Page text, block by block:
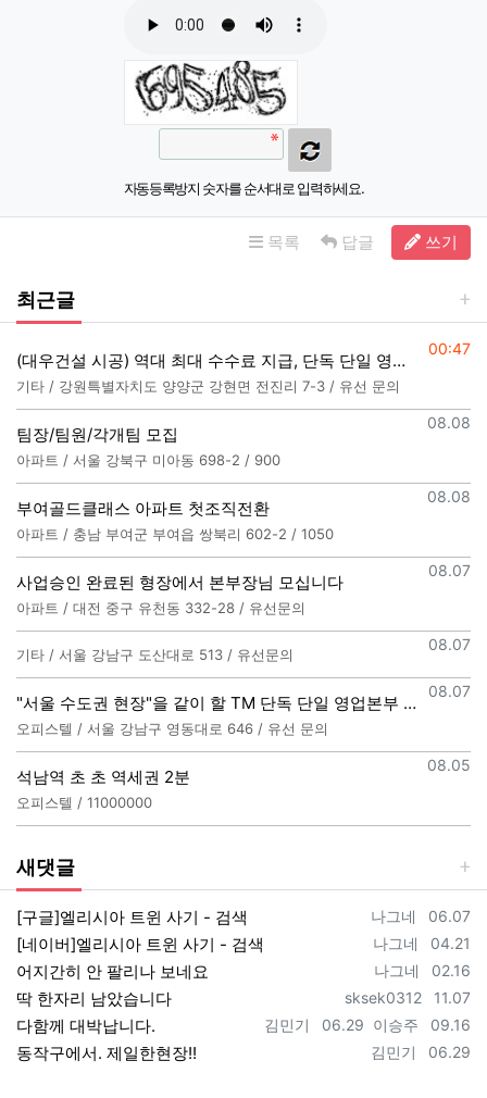
자동등록방지 숫자를 순서대로 입력하세요.
목록 답글 쓰기
최근글
등록일
00:47
(대우건설 시공) 역대 최대 수수료 지급, 단독 단일 영업본부 선착순 모집
기타 / 강원특별자치도 양양군 강현면 전진리 7-3 / 유선 문의
등록일
08.08
팀장/팀원/각개팀 모집
아파트 / 서울 강북구 미아동 698-2 / 900
등록일
08.08
부여골드클래스 아파트 첫조직전환
아파트 / 충남 부여군 부여읍 쌍북리 602-2 / 1050
등록일
08.07
사업승인 완료된 형장에서 본부장님 모십니다
아파트 / 대전 중구 유천동 332-28 / 유선문의
등록일
08.07
기타 / 서울 강남구 도산대로 513 / 유선문의
등록일
08.07
"서울 수도권 현장"을 같이 할 TM 단독 단일 영업본부 팀 선착순 모집
오피스텔 / 서울 강남구 영동대로 646 / 유선 문의
등록일
08.05
석남역 초 초 역세권 2분
오피스텔 / 11000000
새댓글
등록자
나그네 등록일
06.07
[구글]엘리시아 트윈 사기 - 검색
등록자
나그네 등록일
04.21
[네이버]엘리시아 트윈 사기 - 검색
등록자
나그네 등록일
02.16
어지간히 안 팔리나 보네요
등록자
sksek0312 등록일
11.07
딱 한자리 남았습니다
등록자
이승주 등록일
09.16
등록자
김민기 등록일
06.29
다함께 대박납니다.
등록자
김민기 등록일
06.29
동작구에서. 제일한현장!!